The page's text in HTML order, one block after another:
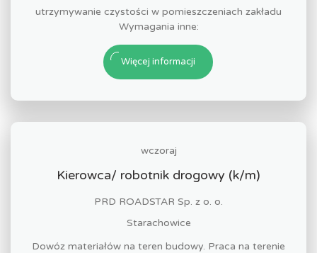
utrzymywanie czystości w pomieszczeniach zakładu
Wymagania inne:
Więcej informacji
wczoraj
Kierowca/ robotnik drogowy (k/m)
PRD ROADSTAR Sp. z o. o.
Starachowice
Dowóz materiałów na teren budowy. Praca na terenie